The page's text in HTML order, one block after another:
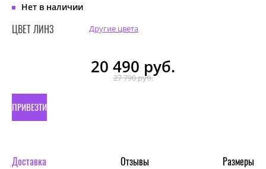
Нет в наличии
ЦВЕТ ЛИНЗ Другие цвета
20 490 руб.
27 790 руб.
ПРИВЕЗТИ
ЗАКАЗ
Доставка Отзывы Размеры